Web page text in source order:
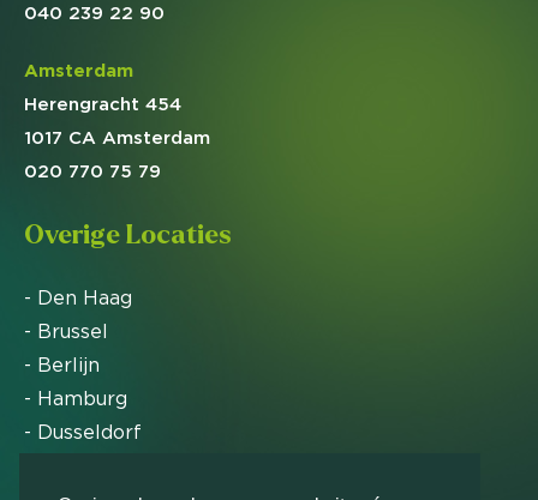
040 239 22 90
Amsterdam
Herengracht 454
1017 CA Amsterdam
020 770 75 79
Overige Locaties
- Den Haag
- Brussel
- Berlijn
- Hamburg
- Dusseldorf